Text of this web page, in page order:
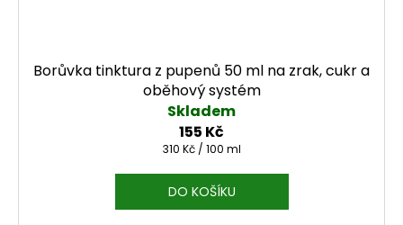
Borůvka tinktura z pupenů 50 ml na zrak, cukr a
oběhový systém
Skladem
155 Kč
Měrná cena:
310 Kč / 100 ml
DO KOŠÍKU